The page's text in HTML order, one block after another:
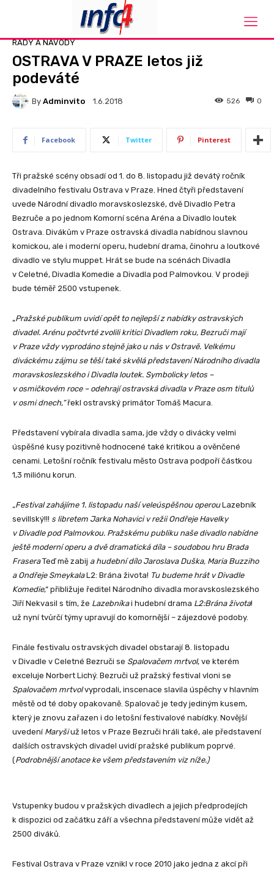
Rady a návody
RADY A NÁVODY
OSTRAVA V PRAZE letos již
podeváté
By Adminvito 1.6.2018 0
526
Facebook Twitter Pinterest
Tři pražské scény obsadí od 1. do 8. listopadu již devátý ročník
divadelního festivalu Ostrava v Praze. Hned čtyři představení
uvede Národní divadlo moravskoslezské, dvě Divadlo Petra
Bezruče a po jednom Komorní scéna Aréna a Divadlo loutek
Ostrava. Divákům v Praze ostravská divadla nabídnou slavnou
komickou, ale i moderní operu, hudební drama, činohru a loutkové
divadlo ve stylu muppet. Hrát se bude na scénách Divadla
v Celetné, Divadla Komedie a Divadla pod Palmovkou. V prodeji
bude téměř 2500 vstupenek.
„Pražské publikum uvidí opět to nejlepší z nabídky ostravských
divadel. Arénu počtvrté zvolili kritici Divadlem roku, Bezruči mají
v Praze vždy vyprodáno stejně jako u nás v Ostravě. Velkému
diváckému zájmu se těší také skvělá představení Národního divadla
moravskoslezského i Divadla loutek. Symbolicky letos –
v osmičkovém roce – odehrají ostravská divadla v Praze osm titulů
v osmi dnech,“řekl ostravský primátor Tomáš Macura.
Představení vybírala divadla sama, jde vždy o divácky velmi
úspěšné kusy pozitivně hodnocené také kritikou a ověnčené
cenami. Letošní ročník festivalu město Ostrava podpoří částkou
1,3 miliónu korun.
„Festival zahájíme 1. listopadu naší veleúspěšnou operouLazebník
sevillský!!! s libretem Jarka Nohavici v režii Ondřeje Havelky
v Divadle pod Palmovkou. Pražskému publiku naše divadlo nabídne
ještě moderní operu a dvě dramatická díla – soudobou hru Brada
FraseraTeď mě zabij a hudební dílo Jaroslava Duška, Maria Buzziho
a Ondřeje SmeykalaL2: Brána života! Tu budeme hrát v Divadle
Komedie,“ přibližuje ředitel Národního divadla moravskoslezského
Jiří Nekvasil s tím, že Lazebníkai hudební drama L2:Brána života!
už nyní tvůrčí týmy upravují do komornější – zájezdové podoby.
Finále festivalu ostravských divadel obstarají 8. listopadu
v Divadle v Celetné Bezruči se Spalovačem mrtvol, ve kterém
exceluje Norbert Lichý. Bezruči už pražský festival vloni se
Spalovačem mrtvolvyprodali, inscenace slavila úspěchy v hlavním
městě od té doby opakovaně. Spalovač je tedy jediným kusem,
který je znovu zařazen i do letošní festivalové nabídky. Novější
uvedení Maryšiuž letos v Praze Bezruči hráli také, ale představení
dalších ostravských divadel uvidí pražské publikum poprvé.
(Podrobnější anotace ke všem představením viz níže.)
Vstupenky budou v pražských divadlech a jejich předprodejích
k dispozici od začátku září a všechna představení může vidět až
2500 diváků.
Festival Ostrava v Praze vznikl v roce 2010 jako jedna z akcí při